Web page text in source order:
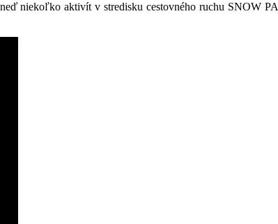
niekoľko aktivít v stredisku cestovného ruchu SNOW